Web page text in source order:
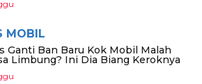
MOBIL
Ganti Ban Baru Kok Mobil Malah
Limbung? Ini Dia Biang Keroknya